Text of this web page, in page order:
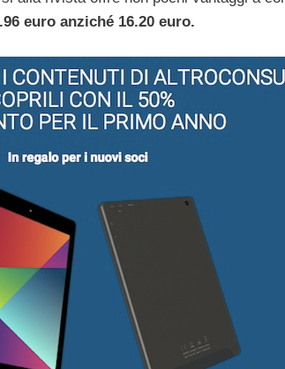
euro anziché 16.20 euro.